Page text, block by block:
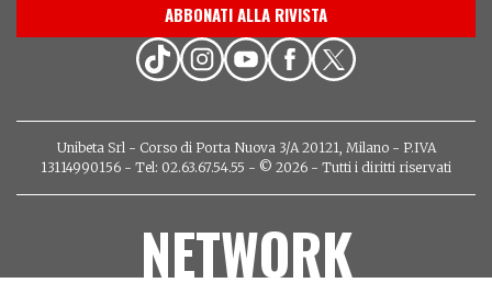
ABBONATI ALLA RIVISTA
Unibeta Srl - Corso di Porta Nuova 3/A 20121, Milano - P.IVA
13114990156 - Tel: 02.63.67.54.55 - © 2026 - Tutti i diritti riservati
NETWORK